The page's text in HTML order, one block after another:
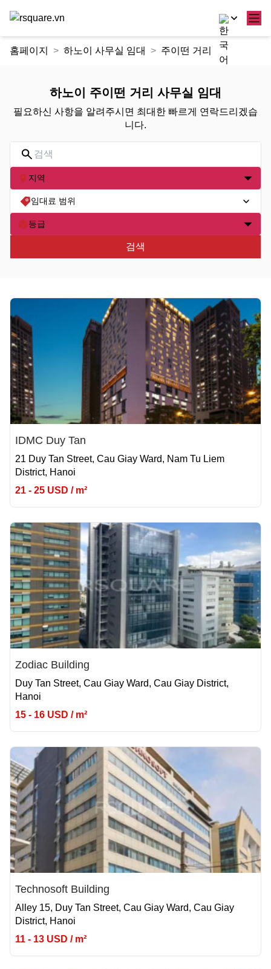
홈페이지 하노이 사무실 임대 주이떤 거리
하노이 주이떤 거리 사무실 임대
필요하신 사항을 알려주시면 최대한 빠르게 연락드리겠습
니다.
지역
임대료 범위
등급
검색
IDMC Duy Tan
21 Duy Tan Street, Cau Giay Ward, Nam Tu Liem
District, Hanoi
21 - 25 USD / m²
Zodiac Building
Duy Tan Street, Cau Giay Ward, Cau Giay District,
Hanoi
15 - 16 USD / m²
Technosoft Building
Alley 15, Duy Tan Street, Cau Giay Ward, Cau Giay
District, Hanoi
11 - 13 USD / m²